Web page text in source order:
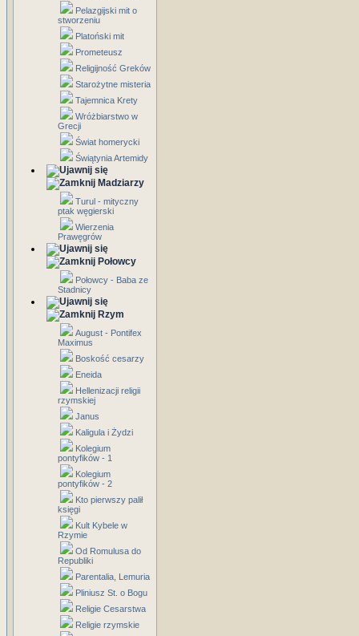
Pelazgijski mit o
stworzeniu
Platoński mit
Prometeusz
Religijność Greków
Starożytne misteria
Tajemnica Krety
Wróżbiarstwo w
Grecji
Świat homerycki
Świątynia Artemidy
Madziarzy
Turul - mityczny
ptak węgierski
Wierzenia
Prawęgrów
Połowcy
Połowcy - Baba ze
Stadnicy
Rzym
August - Pontifex
Maximus
Boskość cesarzy
Eneida
Hellenizacji religii
rzymskiej
Janus
Kaligula i Żydzi
Kolegium
pontyfików - 1
Kolegium
pontyfików - 2
Kto pierwszy palił
księgi
Kult Kybele w
Rzymie
Od Romulusa do
Republiki
Parentalia, Lemuria
Pliniusz St. o Bogu
Religie Cesarstwa
Religie rzymskie